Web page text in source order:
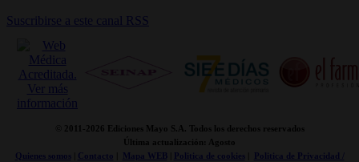
Suscribirse a este canal RSS
© 2011- 2026 Ediciones Mayo S.A. Todos los derechos reservados
Última actualización: Agosto
Quienes somos| Contacto Mapa WEB| Politica de cookies|
Politica de Privacidad /